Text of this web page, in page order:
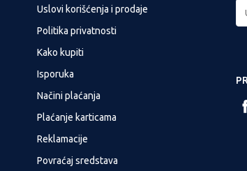
Uslovi korišćenja i prodaje
Politika privatnosti
Kako kupiti
Isporuka
Načini plaćanja
Plaćanje karticama
Reklamacije
Povraćaj sredstava